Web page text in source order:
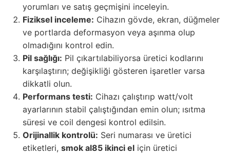
yorumları ve satış geçmişini inceleyin.
Fiziksel inceleme: Cihazın gövde, ekran, düğmeler
ve portlarda deformasyon veya aşınma olup
olmadığını kontrol edin.
Pil sağlığı: Pil çıkartılabiliyorsa üretici kodlarını
karşılaştırın; değişikliği gösteren işaretler varsa
dikkatli olun.
Performans testi: Cihazı çalıştırıp watt/volt
ayarlarının stabil çalıştığından emin olun; ısıtma
süresi ve coil dengesi kontrol edilsin.
Orijinallik kontrolü: Seri numarası ve üretici
etiketleri, smok al85 ikinci el için üretici